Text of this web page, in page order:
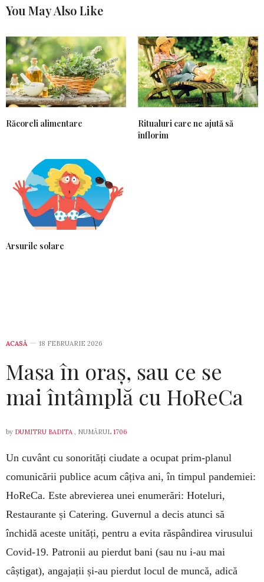
You May Also Like
Răcoreli alimentare
Ritualuri care ne ajută să
înflorim
Arsurile solare
ACASĂ 18 FEBRUARIE 2026
Masa în oraș, sau ce se
mai întâmplă cu HoReCa
by DUMITRU BADITA , NUMĂRUL 1706
Un cuvânt cu sonorități ciudate a ocupat prim-planul
comunicării publice acum câțiva ani, în timpul pandemiei:
HoReCa. Este abrevierea unei enumerări: Hoteluri,
Restaurante și Catering. Guvernul a decis atunci să
închidă aceste unități, pentru a evita răspândirea virusului
­Covid-19. Patronii au pierdut bani (sau nu i-au mai
câștigat), angajații și-au pierdut locul de muncă, adică